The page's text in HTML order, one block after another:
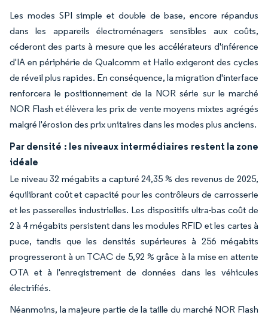
Les modes SPI simple et double de base, encore répandus
dans les appareils électroménagers sensibles aux coûts,
céderont des parts à mesure que les accélérateurs d'inférence
d'IA en périphérie de Qualcomm et Hailo exigeront des cycles
de réveil plus rapides. En conséquence, la migration d'interface
renforcera le positionnement de la NOR série sur le marché
NOR Flash et élèvera les prix de vente moyens mixtes agrégés
malgré l'érosion des prix unitaires dans les modes plus anciens.
Par densité : les niveaux intermédiaires restent la zone
idéale
Le niveau 32 mégabits a capturé 24,35 % des revenus de 2025,
équilibrant coût et capacité pour les contrôleurs de carrosserie
et les passerelles industrielles. Les dispositifs ultra-bas coût de
2 à 4 mégabits persistent dans les modules RFID et les cartes à
puce, tandis que les densités supérieures à 256 mégabits
progresseront à un TCAC de 5,92 % grâce à la mise en attente
OTA et à l'enregistrement de données dans les véhicules
électrifiés.
Néanmoins, la majeure partie de la taille du marché NOR Flash